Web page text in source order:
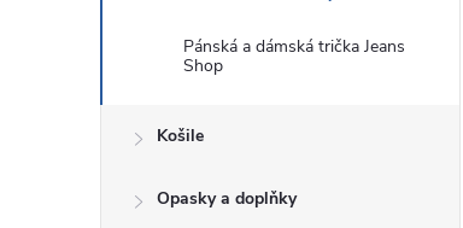
Pánská a dámská trička Jeans
Shop
Košile
Opasky a doplňky